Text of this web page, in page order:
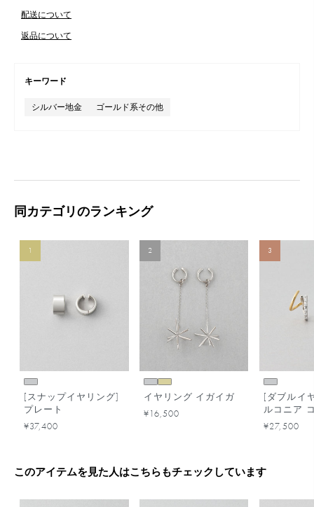
配送について
返品について
キーワード
シルバー地金 ゴールド系その他
同カテゴリのランキング
1
[スナップイヤリング]
プレート
¥37,400
2
イヤリング イガイガ
¥16,500
3
[ダブルイ
ルコニア
ー
¥27,500
このアイテムを見た人はこちらもチェックしています